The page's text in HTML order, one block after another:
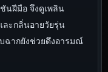
นฝีมือ จึงดูเพลิน
ะกลิ่นอายวัยรุ่น
ฉากยังช่วยดึงอารมณ์